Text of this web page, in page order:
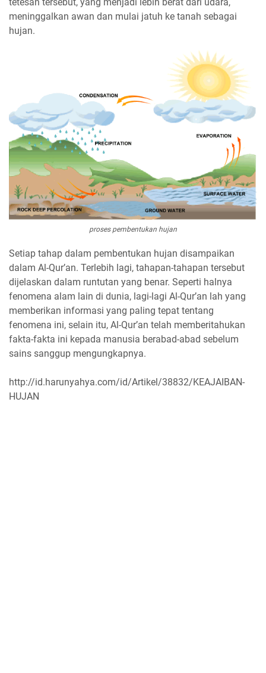
meninggalkan awan dan mulai jatuh ke tanah sebagai
hujan.
proses pembentukan hujan
Setiap tahap dalam pembentukan hujan disampaikan
dalam Al-Qur’an. Terlebih lagi, tahapan-tahapan tersebut
dijelaskan dalam runtutan yang benar. Seperti halnya
fenomena alam lain di dunia, lagi-lagi Al-Qur’an lah yang
memberikan informasi yang paling tepat tentang
fenomena ini, selain itu, Al-Qur’an telah memberitahukan
fakta-fakta ini kepada manusia berabad-abad sebelum
sains sanggup mengungkapnya.
http://id.harunyahya.com/id/Artikel/38832/KEAJAIBAN-
HUJAN